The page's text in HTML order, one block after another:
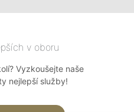
v oboru
Vyzkoušejte naše
nejlepší služby!